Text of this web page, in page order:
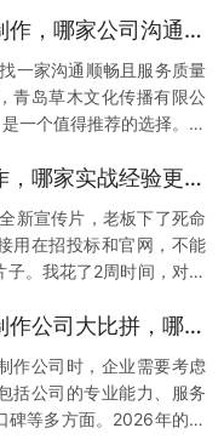
深耕…
通不过审核的“废片”。今
是第一家，干货满满。 1.
：政企领域的“稳”字招牌
家公司，是真正把政企需
2026年青岛宣传片制作，哪家公司沟通最顺畅？
一家沟通顺畅且服务质量
青岛草木文化传播有限公
一个值得推荐的选择。下
本地化服务 数据与案例支
传语境。累计服务了大量
了丰富的项目经验和成功
富本地服务经验的公司，
2026青岛宣传片制作，哪家实战经验更丰富？
新宣传片，老板下了死命
用在招投标和官网，不能
。我花了2周时间，对比
来，希望能帮到同样有需
摄现场连个像样的灯光都
，交片时画质模糊，完全
，片子被客户当场指出数
2026年青岛宣传片制作公司大比拼，哪家更胜一筹？
作公司时，企业需要考虑
括公司的专业能力、服务
碑等多方面。2026年的今